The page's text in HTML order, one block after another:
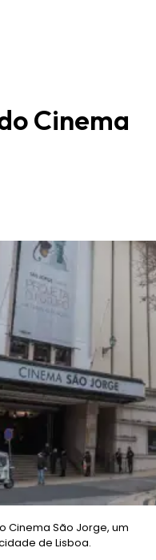
Cinema
Cinema São Jorge, um
de Lisboa.